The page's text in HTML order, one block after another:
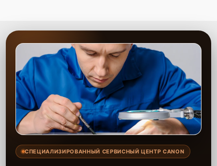
СПЕЦИАЛИЗИРОВАННЫЙ СЕРВИСНЫЙ ЦЕНТР CANON